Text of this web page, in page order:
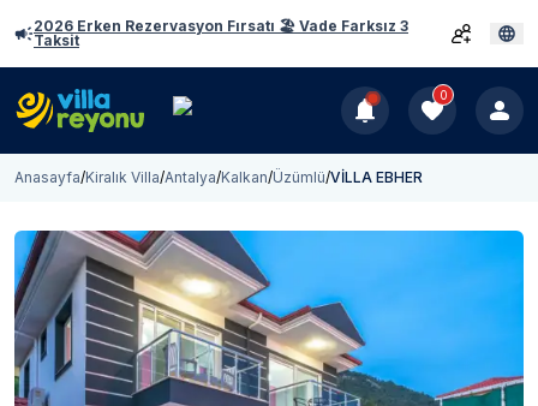
2026 Erken Rezervasyon Fırsatı 🏖️ Vade Farksız 3
Taksit
0
Anasayfa/Kiralık Villa/Antalya/Kalkan/Üzümlü/VİLLA EBHER